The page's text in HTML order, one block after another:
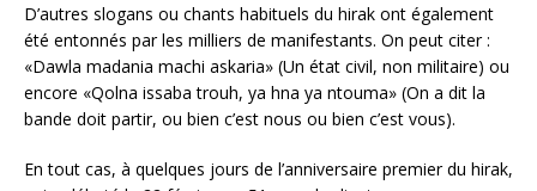
D’autres slogans ou chants habituels du hirak ont également
été entonnés par les milliers de manifestants. On peut citer :
«Dawla madania machi askaria» (Un état civil, non militaire) ou
encore «Qolna issaba trouh, ya hna ya ntouma» (On a dit la
bande doit partir, ou bien c’est nous ou bien c’est vous).
En tout cas, à quelques jours de l’anniversaire premier du hirak,